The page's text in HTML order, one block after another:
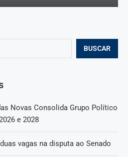
BUSCAR
Novas Consolida Grupo Político
e 2028
vagas na disputa ao Senado